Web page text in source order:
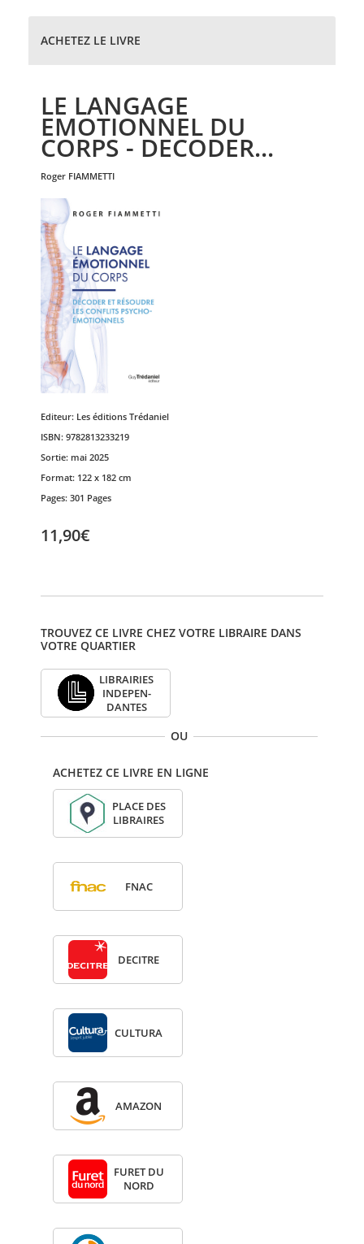
ACHETEZ LE LIVRE
LE LANGAGE
EMOTIONNEL DU
CORPS - DECODER...
roger FIAMMETTI
Editeur: Les éditions Trédaniel
ISBN: 9782813233219
Sortie: mai 2025
Format: 122 x 182 cm
Pages: 301 Pages
11,90€
TROUVEZ CE LIVRE CHEZ VOTRE LIBRAIRE DANS
VOTRE QUARTIER
LIBRAI­RIES
INDE­PEN­
DANTES
OU
ACHETEZ CE LIVRE EN LIGNE
PLACE DES
LIBRAIRES
FNAC
DECITRE
CULTURA
AMA­ZON
FURET DU
NORD